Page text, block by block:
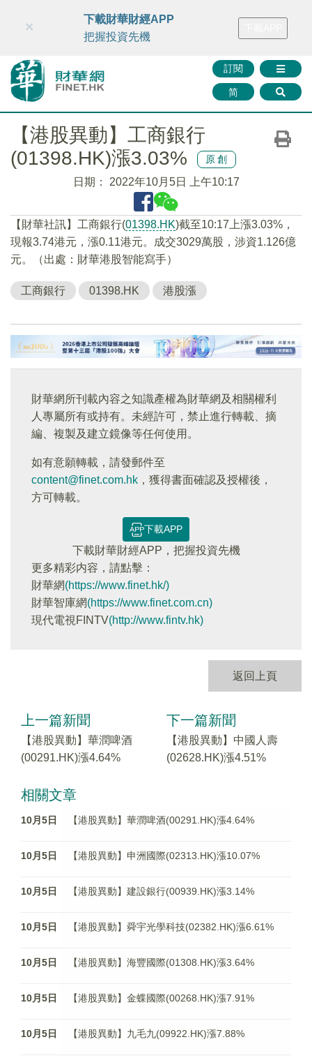
財華智庫網 FINTV FINMETA 財華證券 媒體矩陣
訂閱
简
×
下載財華財經APP
把握投資先機
【港股異動】工商銀行
(01398.HK)漲3.03%
原創
日期： 2022年10月5日 上午10:17
【財華社訊】工商銀行(01398.HK)截至10:17上漲3.03%，
現報3.74港元，漲0.11港元。成交3029萬股，涉資1.126億
元。（出處：財華港股智能寫手）
工商銀行 01398.HK 港股漲
財華網所刊載內容之知識產權為財華網及相關權利
人專屬所有或持有。未經許可，禁止進行轉載、摘
編、複製及建立鏡像等任何使用。
如有意願轉載，請發郵件至
content@finet.com.hk ，獲得書面確認及授權後，
方可轉載。
下載APP
下載財華財經APP，把握投資先機
更多精彩内容，請點擊：
財華網(https://www.finet.hk/)
財華智庫網(https://www.finet.com.cn)
現代電視FINTV(http://www.fintv.hk)
返回上頁
上一篇新聞
【港股異動】華潤啤酒
(00291.HK)漲4.64%
下一篇新聞
【港股異動】中國人壽
(02628.HK)漲4.51%
相關文章
10月5日 【港股異動】華潤啤酒(00291.HK)漲4.64%
10月5日 【港股異動】申洲國際(02313.HK)漲10.07%
10月5日 【港股異動】建設銀行(00939.HK)漲3.14%
10月5日 【港股異動】舜宇光學科技(02382.HK)漲6.61%
10月5日 【港股異動】海豐國際(01308.HK)漲3.64%
10月5日 【港股異動】金蝶國際(00268.HK)漲7.91%
10月5日 【港股異動】九毛九(09922.HK)漲7.88%